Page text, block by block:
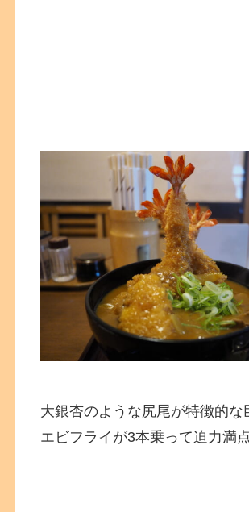
大銀杏のような尻尾が特徴的な
エビフライが3本乗って迫力満点